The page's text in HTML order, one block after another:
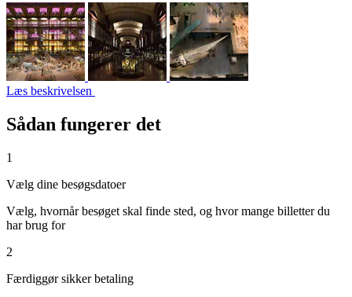
Læs beskrivelsen
Sådan fungerer det
1
Vælg dine besøgsdatoer
Vælg, hvornår besøget skal finde sted, og hvor mange billetter du
har brug for
2
Færdiggør sikker betaling